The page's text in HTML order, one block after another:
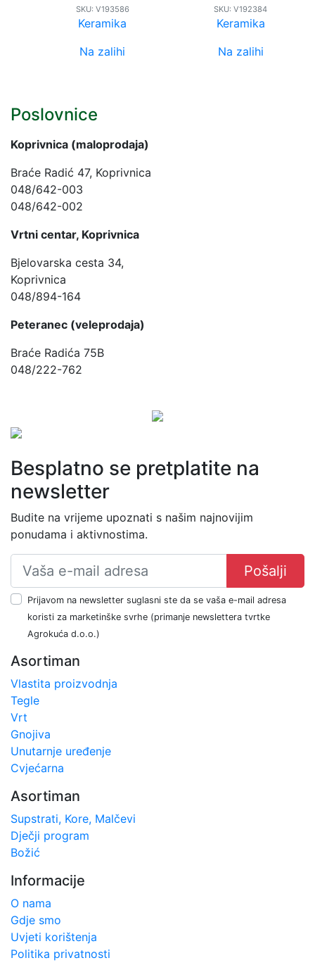
SKU: V193586
Keramika
Na zalihi
SKU:V192384
Keramika
Na zalihi
Poslovnice
Koprivnica (maloprodaja)
Braće Radić 47, Koprivnica
048/642-003
048/642-002
Vrtni centar, Koprivnica
Bjelovarska cesta 34,
Koprivnica
048/894-164
Peteranec (veleprodaja)
Braće Radića 75B
048/222-762
Besplatno se pretplatite na
newsletter
Budite na vrijeme upoznati s našim najnovijim
ponudama i aktivnostima.
Pošalji
Prijavom na newsletter suglasni ste da se vaša e-mail adresa
koristi za marketinške svrhe (primanje newslettera tvrtke
Agrokuća d.o.o.)
Asortiman
Vlastita proizvodnja
Tegle
Vrt
Gnojiva
Unutarnje uređenje
Cvjećarna
Asortiman
Supstrati, Kore, Malčevi
Dječji program
Božić
Informacije
O nama
Gdje smo
Uvjeti korištenja
Politika privatnosti